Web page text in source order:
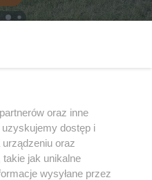
oraz inne
dostęp i
oraz
jak unikalne
wysyłane przez